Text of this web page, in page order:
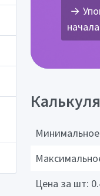
Цена за шт: